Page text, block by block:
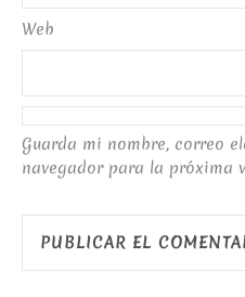
Web
Guarda mi nombre, correo
navegador para la próxima